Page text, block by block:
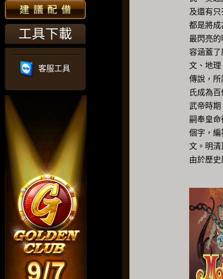
工具下載
客服工具
及還有
都是將成
最閃亮
容涵蓋
文、地理
傳說，所
氏成為
武帝時期
嗣奉皇
個字，編
文。明清
由於歷